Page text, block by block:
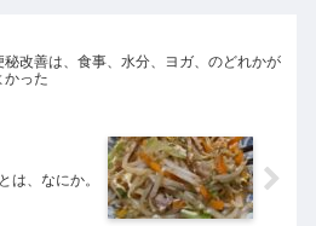
秘改善は、食事、水分、ヨガ、のどれかが
かった
は、なにか。